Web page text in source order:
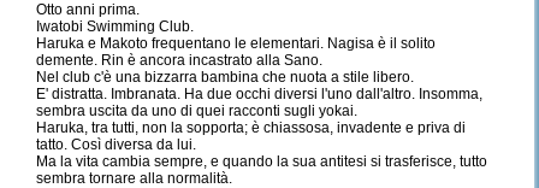
Otto anni prima.
Iwatobi Swimming Club.
Haruka e Makoto frequentano le elementari. Nagisa è il solito
demente. Rin è ancora incastrato alla Sano.
Nel club c'è una bizzarra bambina che nuota a stile libero.
E' distratta. Imbranata. Ha due occhi diversi l'uno dall'altro. Insomma,
sembra uscita da uno di quei racconti sugli yokai.
Haruka, tra tutti, non la sopporta; è chiassosa, invadente e priva di
tatto. Così diversa da lui.
Ma la vita cambia sempre, e quando la sua antitesi si trasferisce, tutto
sembra tornare alla normalità.